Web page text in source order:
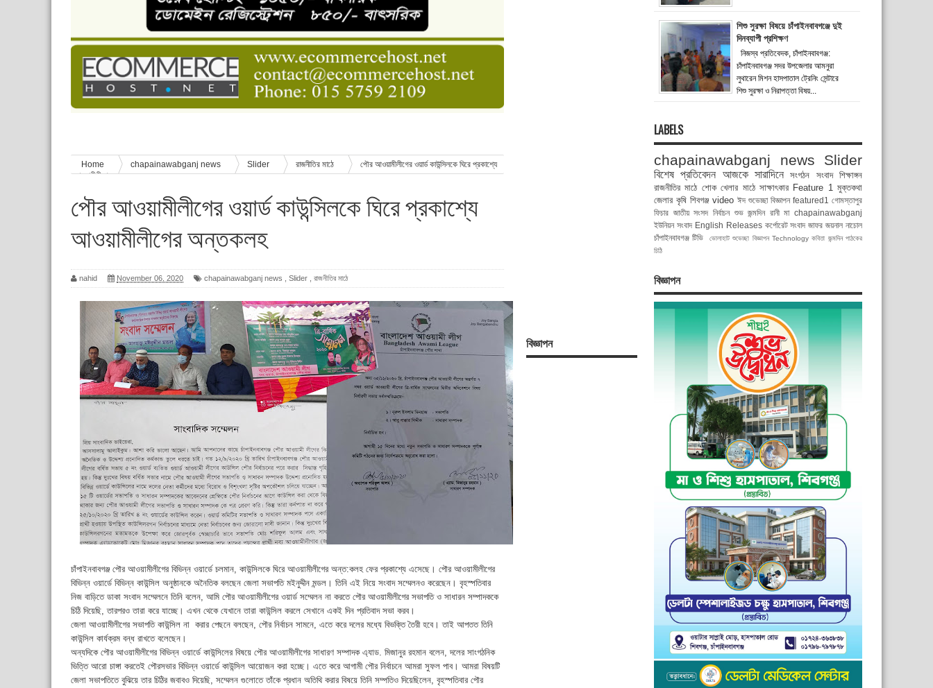
চাঁপাইনবাবগঞ্জে শেষ হয়েছে ৫ দিনের স্কাউট ইউনিট লিডার বেসিক কোর্স
বাংলাদেশ স্কাউটস দিবস পালন
পানি সংকট, কলস নিয়ে বিক্ষোভ
ঈদের শুভেচ্ছা জানিয়েছেন সাবেক ছাত্রলীগ নেতা আবু হাসনাত সুমন
শিশু সুরক্ষা বিষয়ে চাঁপাইনবাবগঞ্জে দুই দিনব্যাপী প্রশিক্ষণ
বিজ্ঞাপন
Home chapainawabganj news Slider রাজনীতির মাঠে
পৌর আওয়ামীলীগের ওয়ার্ড কাউন্সিলকে ঘিরে প্রকাশ্যে
আওয়ামীলীগের অন্তকলহ
পৌর আওয়ামীলীগের ওয়ার্ড কাউন্সিলকে ঘিরে প্রকাশ্যে
আওয়ামীলীগের অন্তকলহ
nahid November 06, 2020 chapainawabganj news Slider রাজনীতির মাঠে
চাঁপাইনবাবগঞ্জ পৌর আওয়ামীলীগের বিভিন্ন ওয়ার্ডে চলমান, কাউন্সিলকে ঘিরে আওয়ামীলীগের অন্ত:কলহ ফের প্রকাশ্যে এসেছে। পৌর আওয়ামীলীগের
বিভিন্ন ওয়ার্ডে বিভিন্ন কাউন্সিল অনুষ্ঠানকে অনৈতিক বলছেন জেলা সভাপতি মইনুদ্দীন মন্ডল। তিনি এই নিয়ে সংবাদ সম্মেলনও করেছেন। বৃহস্পতিবার
নিজ বাড়িতে ডাকা সংবাদ সম্মেলনে তিনি বলেন, আমি পৌর আওয়ামীলীগের ওয়ার্ড সম্মেলন না করতে পৌর আওয়ামীলীগের সভাপতি ও সাধারন সম্পাদককে
চিঠি দিয়েছি, তারপরও তারা করে যাচ্ছে। এখন থেকে যেখানে তারা কাউন্সিল করলে সেখানে একই দিন প্রতিবাদ সভা করব।
জেলা আওয়ামীলীগের সভাপতি কাউন্সিল না করার পেছনে বলছেন, পৌর নির্বাচন সামনে, এতে করে দলের মধ্যে বিভক্তি তৈরী হবে। তাই আপতত তিনি
কাউন্সিল কার্যক্রম বন্ধ রাখতে বলেছেন।
অন্যদিকে পৌর আওয়ামীলীগের বিভিন্ন ওয়ার্ডে কাউন্সিলের বিষয়ে পৌর আওয়ামীলীগের সাধারণ সম্পাদক এ্যাড. মিজানুর রহমান বলেন, দলের সাংগঠনিক
ভিত্তি আরো চাঙ্গা করতেই পৌরসভার বিভিন্ন ওয়ার্ডে কাউন্সিল আয়োজন করা হচ্ছে। এতে করে আগামী পৌর নির্বাচনে আমরা সুফল পাব। আমরা বিষয়টি
জেলা সভাপতিতে বুঝিয়ে তার চিঠির জবাবও দিয়েছি, সম্মেলন গুলোতে তাঁকে প্রধান অতিথি করার বিষয়ে তিনি সম্পতিও দিয়েছিলেন, বৃহস্পতিবার পৌর
শিশু সুরক্ষা বিষয়ে চাঁপাইনবাবগঞ্জে দুই
দিনব্যাপী প্রশিক্ষণ
নিজস্ব প্রতিবেদক, চাঁপাইনবাবগঞ্জ:
চাঁপাইনবাবগঞ্জ সদর উপজেলার আমনুরা
লুথারেন মিশন হাসপাতাল ট্রেনিং সেন্টারে
শিশু সুরক্ষা ও নিরাপত্তা বিষয়...
LABELS
chapainawabganj news Slider
বিশেষ প্রতিবেদন আজকে সারাদিনে সংগঠন সংবাদ
শিক্ষাঙ্গন
রাজনীতির মাঠে শোক খেলার মাঠে সাক্ষাৎকার Feature 1 মুক্তকথা
জেলার কৃষি শিবগঞ্জ video ঈদ শুভেচ্ছা বিজ্ঞাপন featured1 গোমস্তাপুর
ফিচার জাতীয় সংসদ নির্বাচন শুভ জন্মদিন রানী মা chapainawabganj
ইউনিয়ন সংবাদ English Releases কর্পোরেট সংবাদ জাফর জয়নাল নাচোল
চাঁপাইনবাবগঞ্জ টিভি
ভোলাহাট শুভেচ্ছা বিজ্ঞাপন Technology কবিতা জন্মদিন পাঠকের
চিঠি
বিজ্ঞাপন